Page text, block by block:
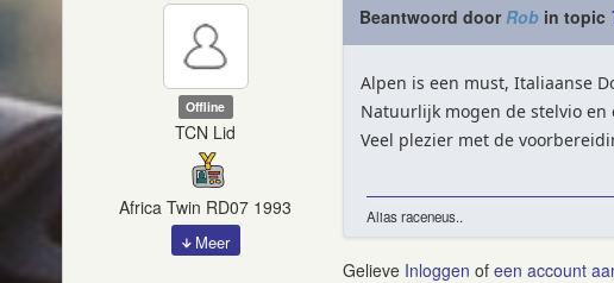
Offline
TCN Lid
Africa Twin RD07 1993
Meer
Beantwoord doorRobin topic
Alpen is een must, Italiaanse
Natuurlijk mogen de stelvio
Veel plezier met de
Alias raceneus..
Gelieve Inloggen of een account